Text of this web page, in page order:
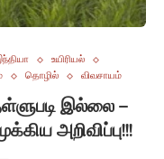
உயிரியல்
தொழில் விவசாயம்
இல்லை –
அறிவிப்பு!!!